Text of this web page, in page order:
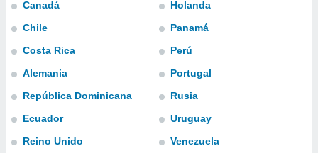
en
así como
en
más
y
Canadá
Chile
Costa Rica
Alemania
República Dominicana
Ecuador
Reino Unido
Holanda
Panamá
Perú
Portugal
Rusia
Uruguay
Venezuela